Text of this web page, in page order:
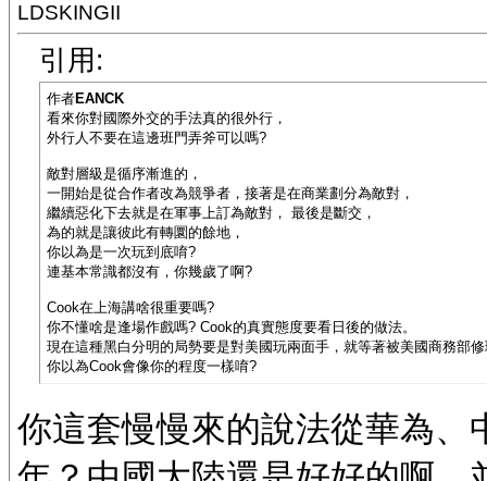
LDSKINGII
引用:
作者EANCK
看來你對國際外交的手法真的很外行，
外行人不要在這邊班門弄斧可以嗎?
敵對層級是循序漸進的，
一開始是從合作者改為競爭者，接著是在商業劃分為敵對，
繼續惡化下去就是在軍事上訂為敵對， 最後是斷交，
為的就是讓彼此有轉圜的餘地，
你以為是一次玩到底唷?
連基本常識都沒有，你幾歲了啊?
Cook在上海講啥很重要嗎?
你不懂啥是逢場作戲嗎? Cook的真實態度要看日後的做法。
現在這種黑白分明的局勢要是對美國玩兩面手，就等著被美國商務部
你以為Cook會像你的程度一樣唷?
你這套慢慢來的說法從華為